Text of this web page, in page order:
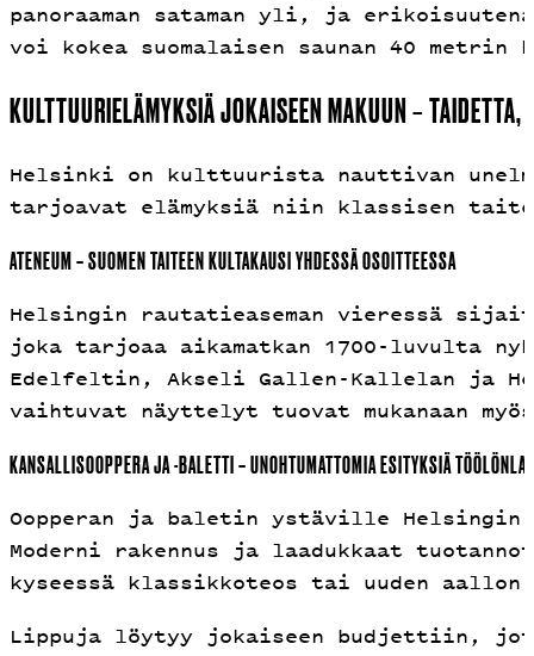
panoraaman sataman yli, ja
voi kokea suomalaisen saunan 40 metrin
KULTTUURIELÄMYKSIÄ JOKAISEEN MAKUUN – TAIDETTA,
Helsinki on kulttuurista nauttivan
tarjoavat elämyksiä niin klassisen
ATENEUM – SUOMEN TAITEEN KULTAKAUSI YHDESSÄ OSOITTEESSA
Helsingin rautatieaseman vieressä
joka tarjoaa aikamatkan 1700-luvulta
Edelfeltin, Akseli Gallen-Kallelan ja
vaihtuvat näyttelyt tuovat mukanaan
KANSALLISOOPPERA JA -BALETTI – UNOHTUMATTOMIA ESITYKSIÄ
Oopperan ja baletin ystäville Helsingin
Moderni rakennus ja laadukkaat
kyseessä klassikkoteos tai uuden
Lippuja löytyy jokaiseen budjettiin,